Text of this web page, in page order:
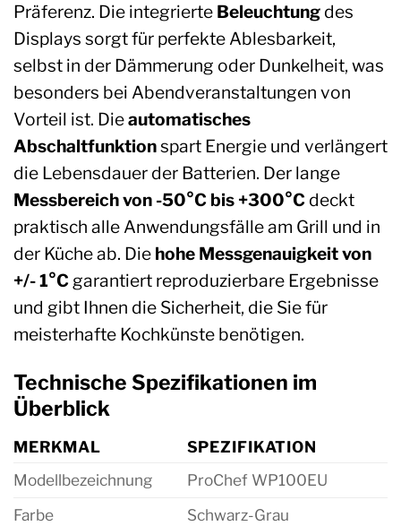
Präferenz. Die integrierte Beleuchtung des
Displays sorgt für perfekte Ablesbarkeit,
selbst in der Dämmerung oder Dunkelheit, was
besonders bei Abendveranstaltungen von
Vorteil ist. Dieautomatisches
Abschaltfunktionspart Energie und verlängert
die Lebensdauer der Batterien. Der lange
Messbereich von -50°C bis +300°C deckt
praktisch alle Anwendungsfälle am Grill und in
der Küche ab. Die hohe Messgenauigkeit von
+/- 1°C garantiert reproduzierbare Ergebnisse
und gibt Ihnen die Sicherheit, die Sie für
meisterhafte Kochkünste benötigen.
Technische Spezifikationen im
Überblick
MERKMAL
SPEZIFIKATION
Modellbezeichnung
ProChef WP100EU
Farbe
Schwarz-Grau